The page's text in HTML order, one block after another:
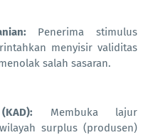
Penerima stimulus
menyisir validitas
salah sasaran.
Membuka lajur
surplus (produsen)